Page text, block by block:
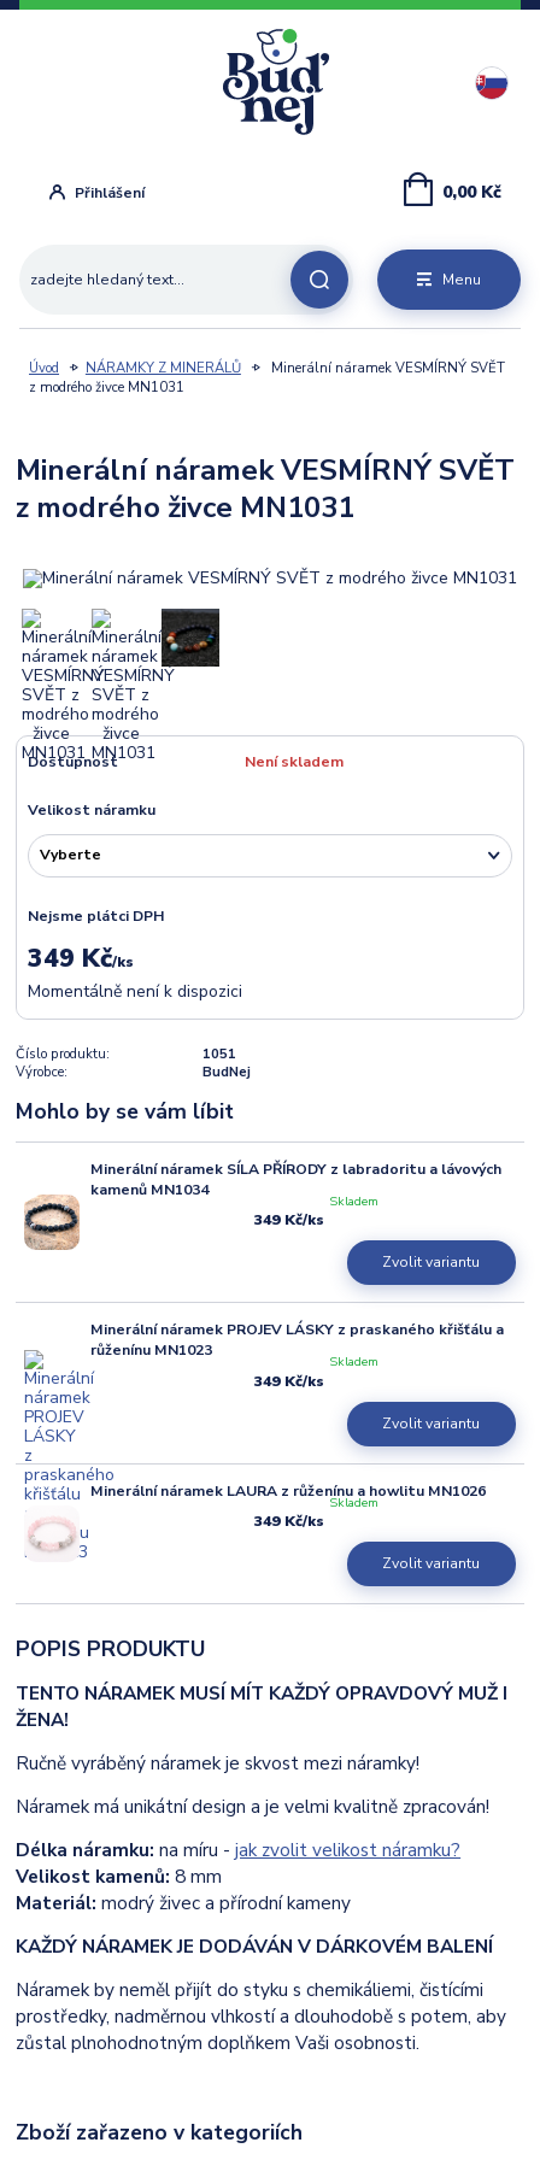
Menu
Přihlášení 0,00 Kč
Úvod NÁRAMKY Z MINERÁLŮ
Minerální náramek VESMÍRNÝ SVĚT
z modrého živce MN1031
Minerální náramek VESMÍRNÝ SVĚT
z modrého živce MN1031
Dostupnost Není skladem
Velikost náramku
Nejsme plátci DPH
349 Kč/ks
Momentálně není k dispozici
Číslo produktu:
1051
Výrobce:
BudNej
Mohlo by se vám líbit
Minerální náramek SÍLA PŘÍRODY z labradoritu a lávových
kamenů MN1034
349 Kč/ks
Skladem
Zvolit variantu
Minerální náramek PROJEV LÁSKY z praskaného křišťálu a
růženínu MN1023
349 Kč/ks
Skladem
Zvolit variantu
Minerální náramek LAURA z růženínu a howlitu MN1026
349 Kč/ks
Skladem
Zvolit variantu
POPIS PRODUKTU
TENTO NÁRAMEK MUSÍ MÍT KAŽDÝ OPRAVDOVÝ MUŽ I
ŽENA!
Ručně vyráběný náramek je skvost mezi náramky!
Náramek má unikátní design a je velmi kvalitně zpracován!
Délka náramku:na míru -jak zvolit velikost náramku?
Velikost kamenů:8 mm
Materiál: modrý živec a přírodní kameny
KAŽDÝ NÁRAMEK JE DODÁVÁN V DÁRKOVÉM BALENÍ
Náramek by neměl přijít do styku s chemikáliemi, čistícími
prostředky, nadměrnou vlhkostí a dlouhodobě s potem, aby
zůstal plnohodnotným doplňkem Vaši osobnosti.
Zboží zařazeno v kategoriích